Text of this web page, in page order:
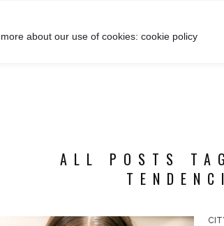
about our use of cookies: cookie policy
ALL POSTS